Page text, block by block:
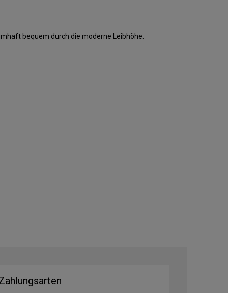
bequem durch die moderne Leibhöhe.